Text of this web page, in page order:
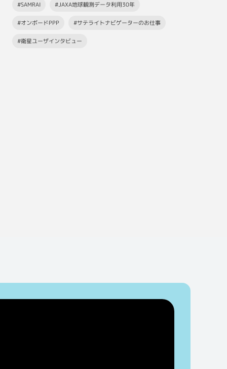
#SAMRAI #JAXA地球観測データ利用30年
#オンボードPPP #サテライトナビゲーターのお仕事
#衛星ユーザインタビュー